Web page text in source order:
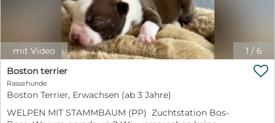
1 / 6
mit Video
Boston terrier
Rassehunde
Boston Terrier, Erwachsen (ab 3 Jahre)
WELPEN MIT STAMMBAUM (PP) Zuchtstation Bos-
